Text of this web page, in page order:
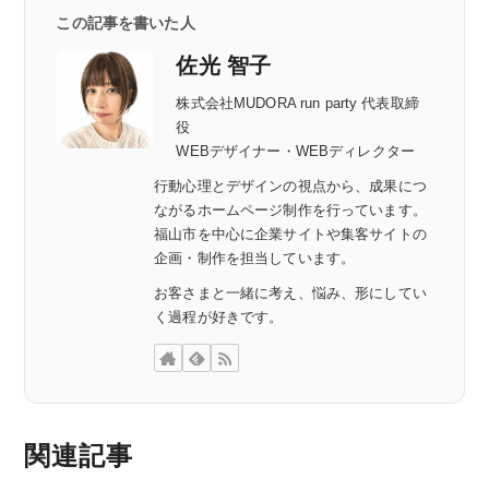
この記事を書いた人
佐光 智子
株式会社MUDORA run party 代表取締
役
WEBデザイナー・WEBディレクター
行動心理とデザインの視点から、成果につ
ながるホームページ制作を行っています。
福山市を中心に企業サイトや集客サイトの
企画・制作を担当しています。
お客さまと一緒に考え、悩み、形にしてい
く過程が好きです。
関連記事